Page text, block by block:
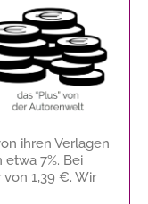
ihren Verlagen
7%. Bei
von 1,39 €. Wir